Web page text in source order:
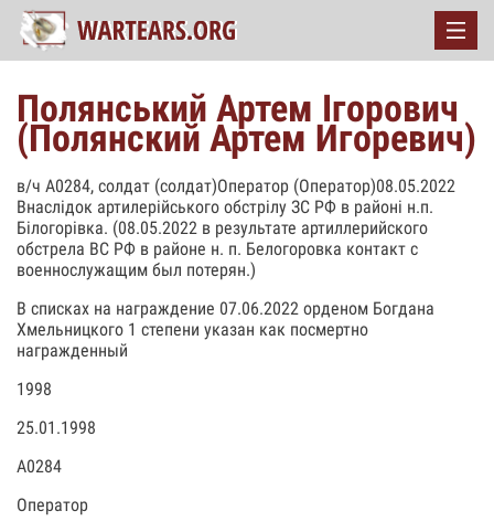
Полянський Артем Ігорович
(Полянский Артем Игоревич)
в/ч А0284, солдат (солдат)Оператор (Оператор)08.05.2022
Внаслідок артилерійського обстрілу ЗС РФ в районі н.п.
Білогорівка. (08.05.2022 в результате артиллерийского
обстрела ВС РФ в районе н. п. Белогоровка контакт с
военнослужащим был потерян.)
В списках на награждение 07.06.2022 орденом Богдана
Хмельницкого 1 степени указан как посмертно
награжденный
1998
25.01.1998
А0284
Оператор